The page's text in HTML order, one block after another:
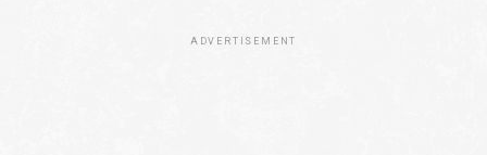
ADVERTISEMENT